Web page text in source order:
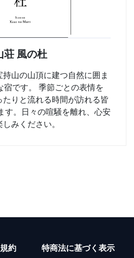
荘 風の杜
山の山頂に建つ自然に囲ま
宿です。 季節ごとの表情を
たりと流れる時間が訪れる皆
す。日々の喧騒を離れ、心安
みください。
約 特商法に基づく表示